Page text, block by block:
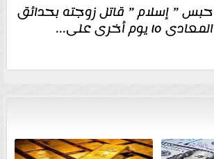
حبس ” إسلام ” قاتل زوجته بحدائق
المعادى ١٥ يوم أخرى على...